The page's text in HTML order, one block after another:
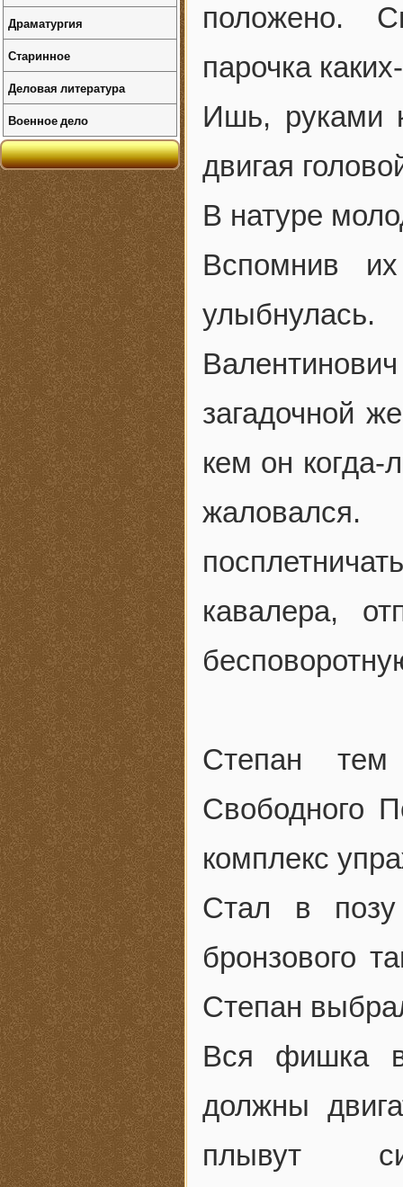
положено.
парочка
Ишь, руками
двигая
В натуре
Вспомнив
загадочной
кем он когда-
кавалера,
Степан
Свободного
комплекс
Стал в позу
бронзового
Степан
Вся фишка
должны
плывут
Драматургия
Старинное
Деловая литература
Военное дело